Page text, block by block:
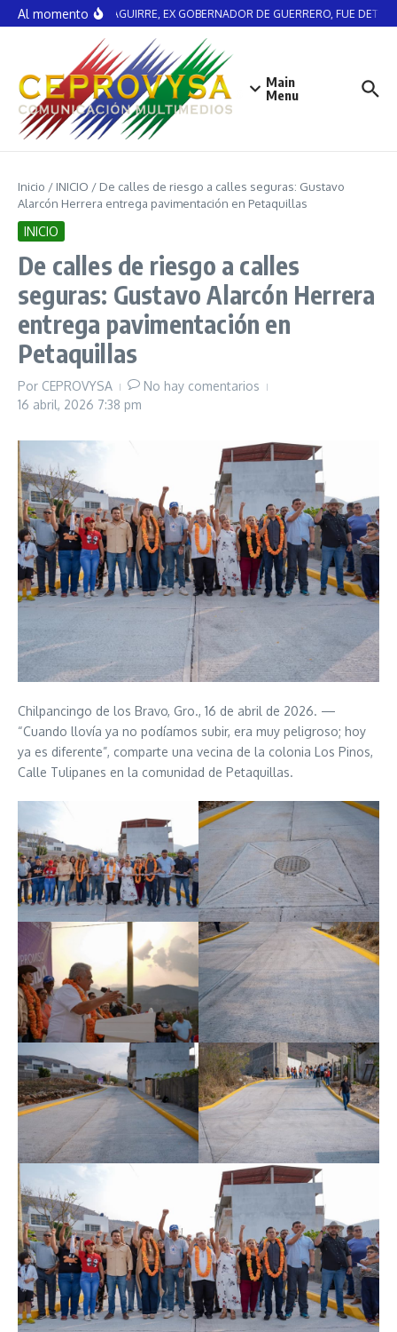
Saltar al contenido
Al momentoÁNGEL AGUIRRE, EX GOBERNADOR DE GUERRERO, FUE
Main
Menu
Inicio / INICIO / De calles de riesgo a calles seguras: Gustavo
Alarcón Herrera entrega pavimentación en Petaquillas
INICIO
De calles de riesgo a calles
seguras: Gustavo Alarcón Herrera
entrega pavimentación en
Petaquillas
Por CEPROVYSA
No hay comentarios
16 abril, 2026 7:38 pm
Chilpancingo de los Bravo, Gro., 16 de abril de 2026. —
“Cuando llovía ya no podíamos subir, era muy peligroso; hoy
ya es diferente”, comparte una vecina de la colonia Los Pinos,
Calle Tulipanes en la comunidad de Petaquillas.